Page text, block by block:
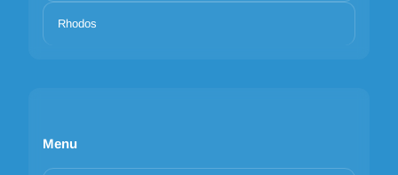
Rhodos
Menu